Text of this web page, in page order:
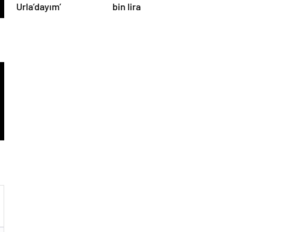
Urla’dayım’
bin lira